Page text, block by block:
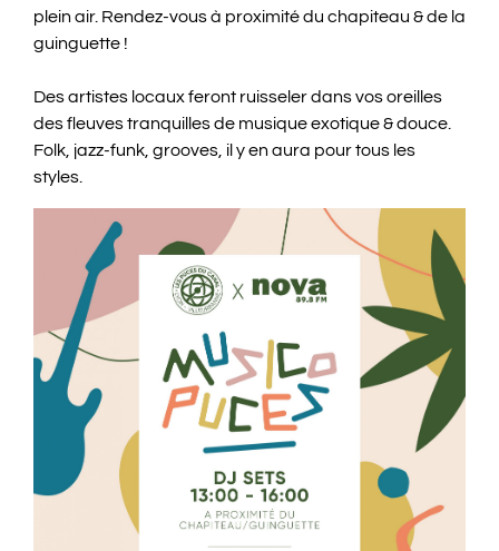
plein air. Rendez-vous à proximité du chapiteau & de la
guinguette !
Des artistes locaux feront ruisseler dans vos oreilles
des fleuves tranquilles de musique exotique & douce.
Folk, jazz-funk, grooves, il y en aura pour tous les
styles.